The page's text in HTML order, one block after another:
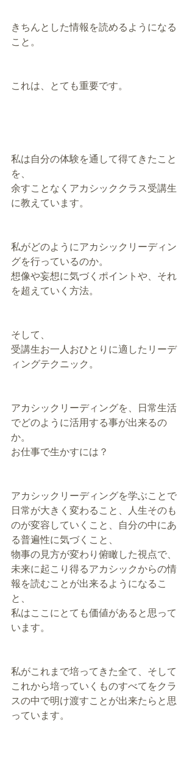
きちんとした情報を読めるようになる
こと。
これは、とても重要です。
私は自分の体験を通して得てきたこと
を、
余すことなくアカシッククラス受講生
に教えています。
私がどのようにアカシックリーディン
グを行っているのか。
想像や妄想に気づくポイントや、それ
を超えていく方法。
そして、
受講生お一人おひとりに適したリーデ
ィングテクニック。
アカシックリーディングを、日常生活
でどのように活用する事が出来るの
か。
お仕事で生かすには？
アカシックリーディングを学ぶことで
日常が大きく変わること、人生そのも
のが変容していくこと、自分の中にあ
る普遍性に気づくこと、
物事の見方が変わり俯瞰した視点で、
未来に起こり得るアカシックからの情
報を読むことが出来るようになるこ
と、
私はここにとても価値があると思って
います。
私がこれまで培ってきた全て、そして
これから培っていくものすべてをクラ
スの中で明け渡すことが出来たらと思
っています。